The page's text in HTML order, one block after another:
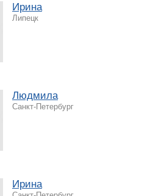
Ирина
Липецк
Людмила
Санкт-Петербург
Ирина